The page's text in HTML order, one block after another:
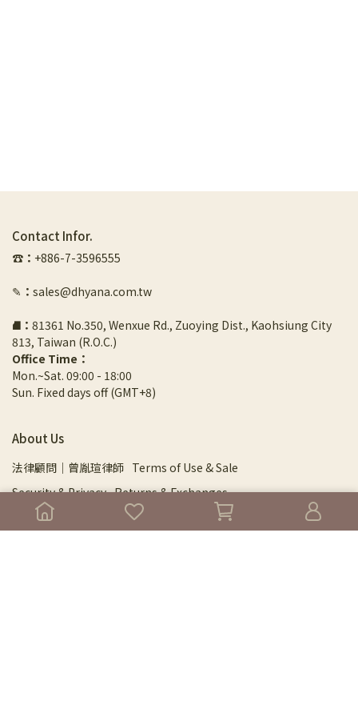
Contact Infor.
☎︎ ： +886-7-3596555
✎ ： sales@dhyana.com.tw
⛘ ： 81361 No.350, Wenxue Rd., Zuoying Dist., Kaohsiung City
813, Taiwan (R.O.C.)
Office Time：
Mon.~Sat. 09:00 - 18:00
Sun. Fixed days off (GMT+8)
About Us
法律顧問｜曾胤瑄律師 Terms of Use & Sale
Security & Privacy Returns & Exchanges
Shipping Information Store Locator